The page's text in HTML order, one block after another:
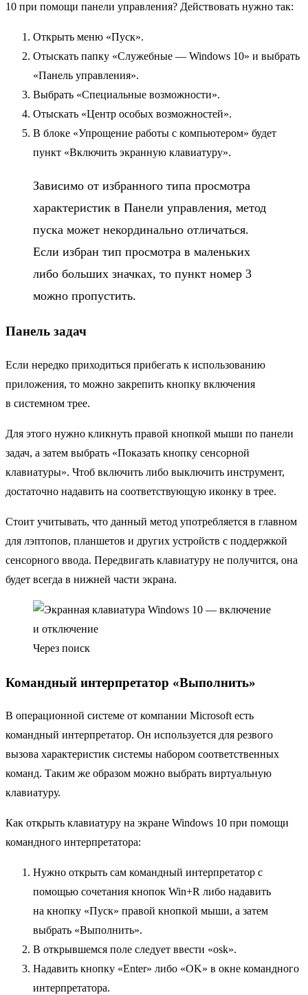
10 при помощи панели управления? Действовать нужно так:
Открыть меню «Пуск».
Отыскать папку «Служебные — Windows 10» и выбрать
«Панель управления».
Выбрать «Специальные возможности».
Отыскать «Центр особых возможностей».
В блоке «Упрощение работы с компьютером» будет
пункт «Включить экранную клавиатуру».
Зависимо от избранного типа просмотра
характеристик в Панели управления, метод
пуска может некординально отличаться.
Если избран тип просмотра в маленьких
либо больших значках, то пункт номер 3
можно пропустить.
Панель задач
Если нередко приходиться прибегать к использованию
приложения, то можно закрепить кнопку включения
в системном трее.
Для этого нужно кликнуть правой кнопкой мыши по панели
задач, а затем выбрать «Показать кнопку сенсорной
клавиатуры». Чтоб включить либо выключить инструмент,
достаточно надавить на соответствующую иконку в трее.
Стоит учитывать, что данный метод употребляется в главном
для лэптопов, планшетов и других устройств с поддержкой
сенсорного ввода. Передвигать клавиатуру не получится, она
будет всегда в нижней части экрана.
Через поиск
Командный интерпретатор «Выполнить»
В операционной системе от компании Microsoft есть
командный интерпретатор. Он используется для резвого
вызова характеристик системы набором соответственных
команд. Таким же образом можно выбрать виртуальную
клавиатуру.
Как открыть клавиатуру на экране Windows 10 при помощи
командного интерпретатора:
Нужно открыть сам командный интерпретатор с
помощью сочетания кнопок Win+R либо надавить
на кнопку «Пуск» правой кнопкой мыши, а затем
выбрать «Выполнить».
В открывшемся поле следует ввести «osk».
Надавить кнопку «Enter» либо «OK» в окне командного
интерпретатора.